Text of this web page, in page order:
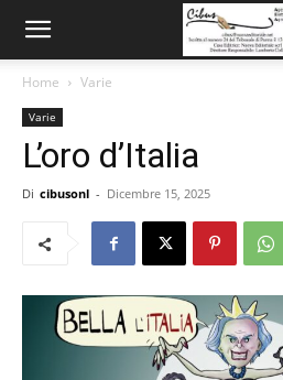
Home Varie
Varie
L’oro d’Italia
Di cibusonl - Dicembre 15, 2025